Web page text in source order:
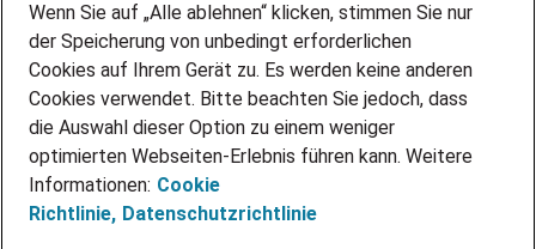
BLOG
PRESSE
KONTAKT
@Adecco 2026
IMPRESSUM
DATENSCHUTZ
Wenn Sie auf „Alle ablehnen“ klicken, stimmen Sie nur
der Speicherung von unbedingt erforderlichen
Cookies auf Ihrem Gerät zu. Es werden keine anderen
Cookies verwendet. Bitte beachten Sie jedoch, dass
die Auswahl dieser Option zu einem weniger
optimierten Webseiten-Erlebnis führen kann. Weitere
Informationen: Cookie
Richtlinie, Datenschutzrichtlinie